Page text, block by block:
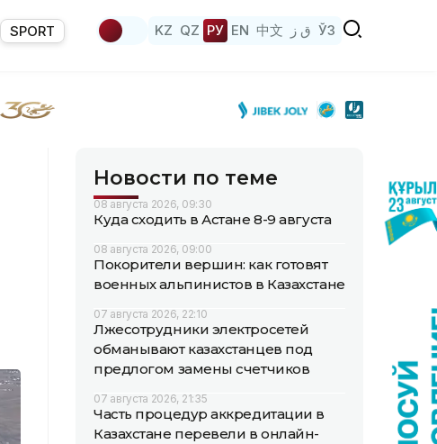
SPORT KZ QZ РУ EN 中文 ق ز ЎЗ
Новости по теме
08 августа 2026, 09:30
Куда сходить в Астане 8-9 августа
08 августа 2026, 09:00
Покорители вершин: как готовят
военных альпинистов в Казахстане
07 августа 2026, 22:10
Лжесотрудники электросетей
обманывают казахстанцев под
предлогом замены счетчиков
07 августа 2026, 21:35
Часть процедур аккредитации в
Казахстане перевели в онлайн-